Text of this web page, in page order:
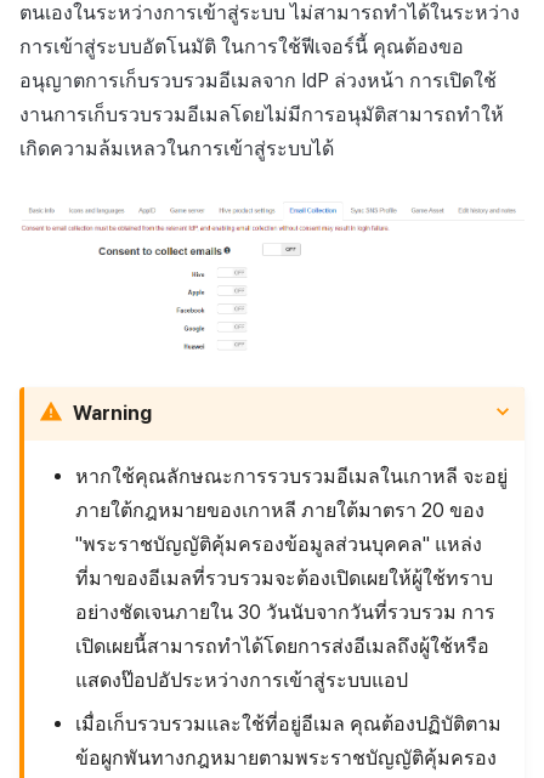
ตนเองในระหว่างการเข้าสู่ระบบ ไม่สามารถทำได้ในระหว่าง
การเข้าสู่ระบบอัตโนมัติ ในการใช้ฟีเจอร์นี้ คุณต้องขอ
อนุญาตการเก็บรวบรวมอีเมลจาก IdP ล่วงหน้า การเปิดใช้
งานการเก็บรวบรวมอีเมลโดยไม่มีการอนุมัติสามารถทำให้
เกิดความล้มเหลวในการเข้าสู่ระบบได้
Warning
หากใช้คุณลักษณะการรวบรวมอีเมลในเกาหลี จะอยู่
ภายใต้กฎหมายของเกาหลี ภายใต้มาตรา 20 ของ
"พระราชบัญญัติคุ้มครองข้อมูลส่วนบุคคล" แหล่ง
ที่มาของอีเมลที่รวบรวมจะต้องเปิดเผยให้ผู้ใช้ทราบ
อย่างชัดเจนภายใน 30 วันนับจากวันที่รวบรวม การ
เปิดเผยนี้สามารถทําได้โดยการส่งอีเมลถึงผู้ใช้หรือ
แสดงป๊อปอัประหว่างการเข้าสู่ระบบแอป
เมื่อเก็บรวบรวมและใช้ที่อยู่อีเมล คุณต้องปฏิบัติตาม
ข้อผูกพันทางกฎหมายตามพระราชบัญญัติคุ้มครอง